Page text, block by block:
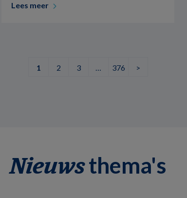
Lees meer
1 2 3 … 376 >
Nieuwsthema's